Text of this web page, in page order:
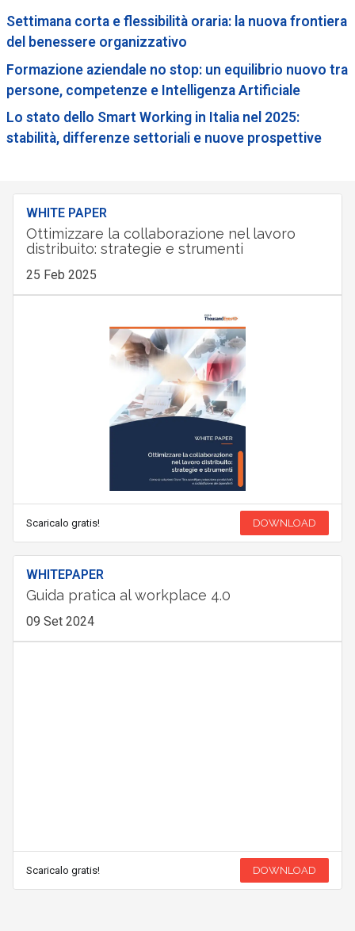
Settimana corta e flessibilità oraria: la nuova frontiera
del benessere organizzativo
Formazione aziendale no stop: un equilibrio nuovo tra
persone, competenze e Intelligenza Artificiale
Lo stato dello Smart Working in Italia nel 2025:
stabilità, differenze settoriali e nuove prospettive
WHITE PAPER
Ottimizzare la collaborazione nel lavoro
distribuito: strategie e strumenti
25 Feb 2025
Scaricalo gratis! DOWNLOAD
WHITEPAPER
Guida pratica al workplace 4.0
09 Set 2024
Scaricalo gratis! DOWNLOAD